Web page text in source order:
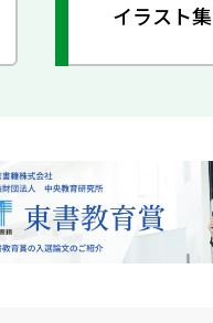
イラスト集